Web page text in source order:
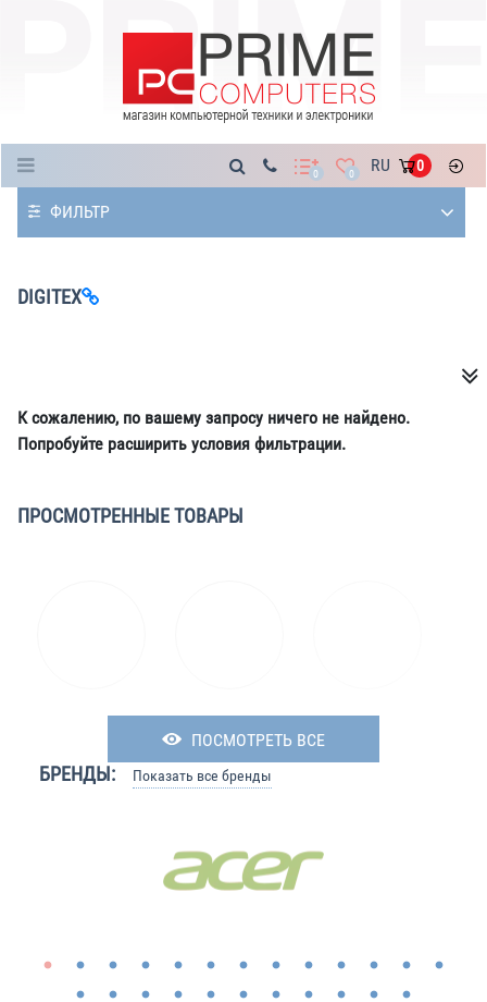
0 0 RU 0
ФИЛЬТР
DIGITEX
К сожалению, по вашему запросу ничего не найдено.
Попробуйте расширить условия фильтрации.
ПРОСМОТРЕННЫЕ ТОВАРЫ
ПОСМОТРЕТЬ ВСЕ
БРЕНДЫ: Показать все бренды